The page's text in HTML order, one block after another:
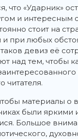
что «Ударник»
и интересным
стоит на
и при любых
девиз её
над тем, чтобы
читателя.
материалы о
были яркими
Большое